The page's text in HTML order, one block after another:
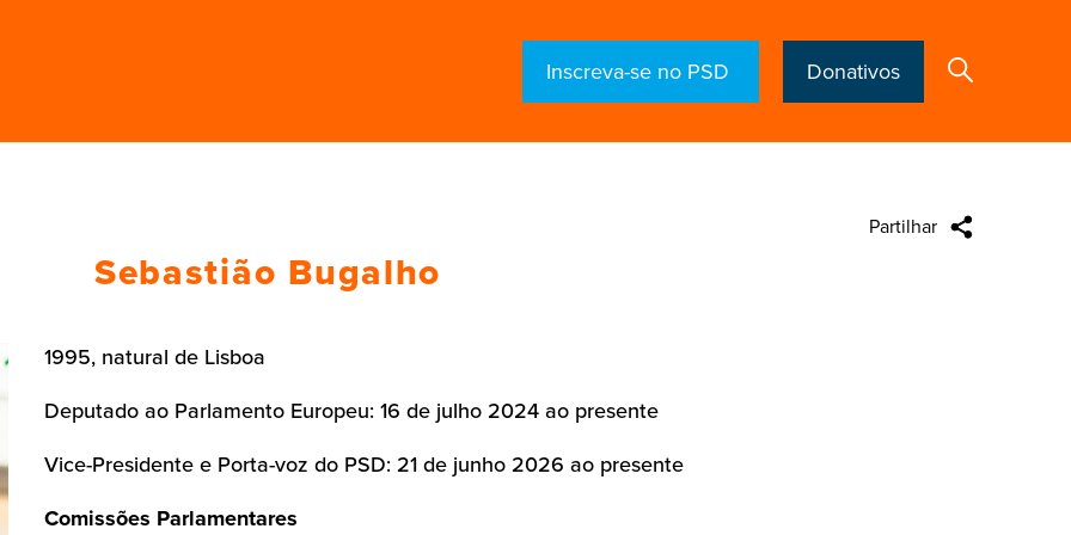
Inscreva-se no PSD Donativos
Partilhar
Sebastião Bugalho
1995, natural de Lisboa
Deputado ao Parlamento Europeu: 16 de julho 2024 ao presente
Vice-Presidente e Porta-voz do PSD: 21 de junho 2026 ao presente
Comissões Parlamentares